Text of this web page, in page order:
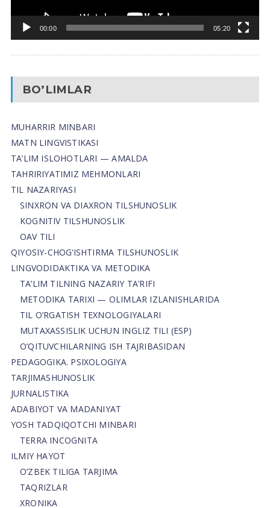
00:00 05:20
BO’LIMLAR
MUHARRIR MINBARI
MATN LINGVISTIKASI
TA’LIM ISLOHOTLARI — AMALDA
TAHRIRIYATIMIZ MEHMONLARI
TIL NAZARIYASI
SINXRON VA DIAXRON TILSHUNOSLIK
KOGNITIV TILSHUNOSLIK
OAV TILI
QIYOSIY-CHOG‘ISHTIRMA TILSHUNOSLIK
LINGVODIDAKTIKA VA METODIKA
TA’LIM TILNING NAZARIY TA’RIFI
METODIKA TARIXI — OLIMLAR IZLANISHLARIDA
TIL O’RGATISH TEXNOLOGIYALARI
MUTAXASSISLIK UCHUN INGLIZ TILI (ESP)
O’QITUVCHILARNING ISH TAJRIBASIDAN
PEDAGOGIKA. PSIXOLOGIYA
TARJIMASHUNOSLIK
JURNALISTIKA
ADABIYOT VA MADANIYAT
YOSH TADQIQOTCHI MINBARI
TERRA INCOGNITA
ILMIY HAYOT
O’ZBEK TILIGA TARJIMA
TAQRIZLAR
XRONIKA